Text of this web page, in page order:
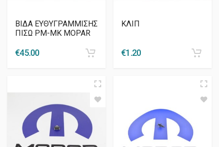
ΒΙΔΑ ΕΥΘΥΓΡΑΜΜΙΣΗΣ
ΠΙΣΩ PM-MK MOPAR
€45.00
ΚΛΙΠ
€1.20